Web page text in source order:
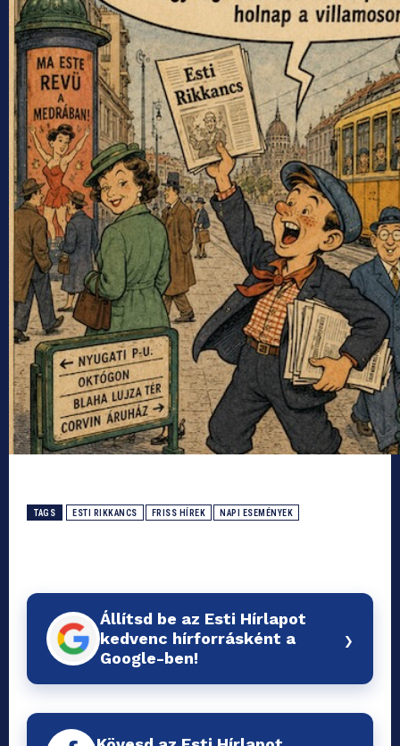
TAGS ESTI RIKKANCS FRISS HÍREK NAPI ESEMÉNYEK
Állítsd be az Esti Hírlapot
kedvenc hírforrásként a
Google-ben!
›